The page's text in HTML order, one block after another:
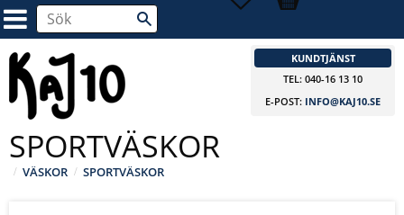
KUNDTJÄNST
TEL: 040-16 13 10
E-POST: INFO@KAJ10.SE
SPORTVÄSKOR
VÄSKOR SPORTVÄSKOR